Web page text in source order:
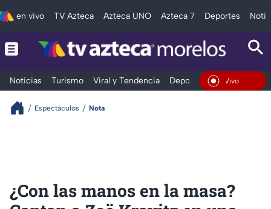
en vivo TV Azteca Azteca UNO Azteca 7 Deportes
Noticias Turismo Viral y Tendencia Deportes Espectáculos
En Vivo
Espectáculos Nota
¿Con las manos en la masa?